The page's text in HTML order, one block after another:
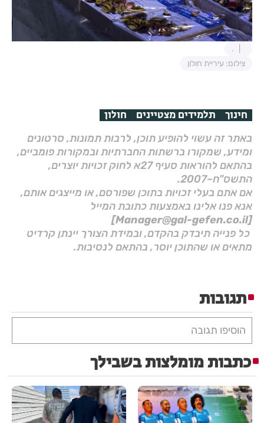
.
צילום: עיריית חולון
חינוך תלמידים מצטיינים חולון
באתר זה עשוי להופיע תוכן, לרבות תמונות, סרטונים
ומידע, שמקורו ברשתות החברתיות ובמקורות פומביים,
בהתאם להוראות סעיף 27א לחוק זכויות יוצרים,
התשס"ח–2007.
אם אתם בעלי זכויות בתוכן שפורסם, או מייצגים אותם,
אנא פנו אלינו באמצעות כתובת המייל
[Manager@gal-gefen.co.il]
כל פנייה תיבדק בהקדם, ובמידת הצורך יינתן קרדיט
מתאים או שהתוכן יוסר, בהתאם לנסיבות.
תגובות
הוסיפו תגובה
כתבות מומלצות בשבילך